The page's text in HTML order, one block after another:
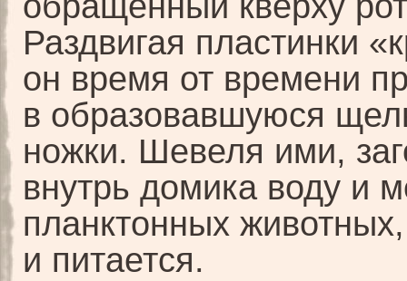
Раздвигая пластинки
он время от времени
в образовавшуюся
ножки. Шевеля ими,
внутрь домика воду и
планктонных
и питается.